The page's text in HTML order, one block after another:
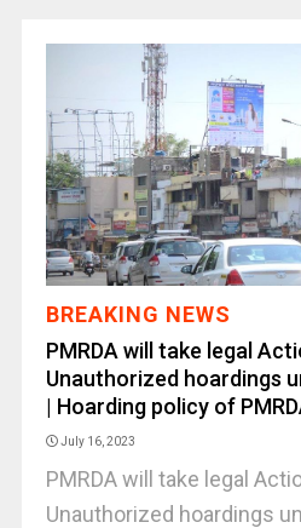
BREAKING NEWS
PMRDA will take legal
Unauthorized hoardings
| Hoarding policy of
July 16, 2023
PMRDA will take legal
Unauthorized hoardings